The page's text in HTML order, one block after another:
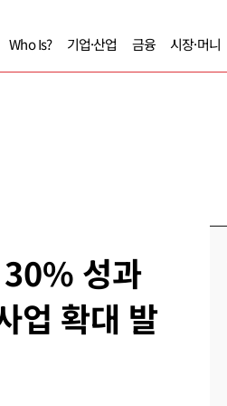
Who Is? 기업·산업 금융 시장·머니
성과
업 확대 발